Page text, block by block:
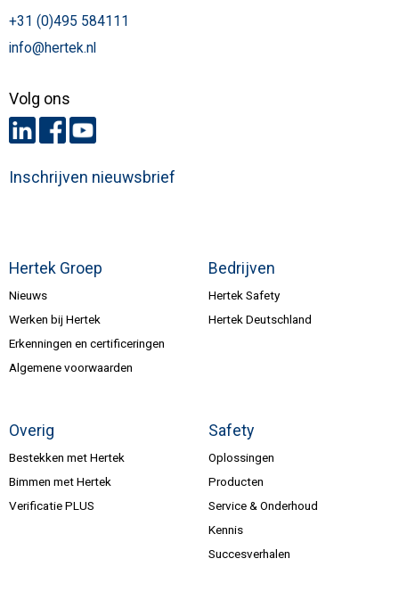
Hertek Groep
Nieuws
Werken bij Hertek
Erkenningen en certificeringen
Algemene voorwaarden
Bedrijven
Hertek Safety
Hertek Deutschland
Overig
Bestekken met Hertek
Bimmen met Hertek
Verificatie PLUS
Safety
Oplossingen
Producten
Service & Onderhoud
Kennis
Succesverhalen
+31 (0)495 584111
info@hertek.nl
Volg ons
Inschrijven nieuwsbrief